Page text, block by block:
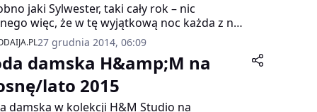
jaki Sylwester, taki cały rok – nic
więc, że w tę wyjątkową noc każda z nas
urodą i stylem. W obliczu
trendów wybór idealnej kreacji nie
W tym sezonie przy kompletowaniu
looku obowiązuje jedna zasada –
chwyty dozwolone. Skóra i elementy
Wzór w panterkę i błyszczące rajstopy?
27 grudnia 2014, 06:09
damska H&amp;M na
lato 2015
damska w kolekcji H&M Studio na